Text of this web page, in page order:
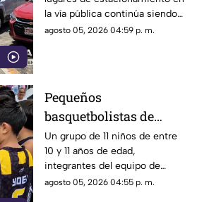
Costera de Acapulco
la vía pública continúa siendo
un tema de constante debate y
Miguel Alemán.
agosto 05, 2026 04:59 p. m.
Pequeños
basquetbolistas de
Chilpancingo buscan
apoyo para competir en
torneo nacional en
Veracruz
Un grupo de 11 niños de entre
10 y 11 años de edad,
integrantes del equipo de
básquetbol Panteras de
agosto 05, 2026 04:55 p. m.